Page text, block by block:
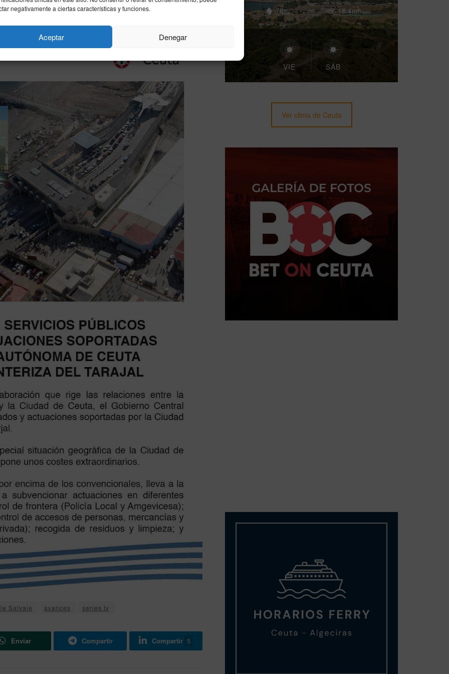
negativamente a ciertas características y funciones.
Aceptar Denegar
Salvaje avances series tv
Enviar Compartir Compartir 5
78% 18.4mh
VIE SÁB
Ver clima de Ceuta